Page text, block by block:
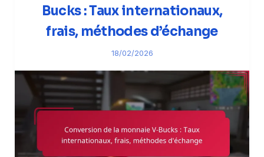
Bucks : Taux internationaux,
frais, méthodes d’échange
18/02/2026